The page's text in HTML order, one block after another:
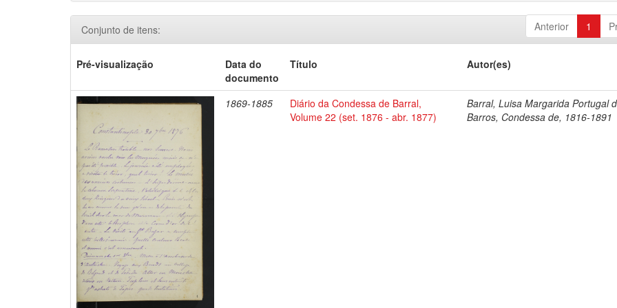
Anterior 1
Conjunto de itens:
Pré-visualização
Data do
documento
Título Autor(es)
1869-1885
Diário da Condessa de Barral,
Volume 22 (set. 1876 - abr. 1877)
Barral, Luisa Margarida Portugal
Barros, Condessa de, 1816-1891